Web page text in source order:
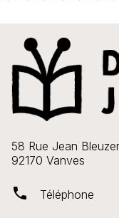
58 Rue Jean
92170 Vanves
phone Téléphone